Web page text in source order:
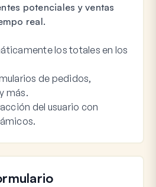
potenciales y ventas
real.
los totales en los
de pedidos,
más.
del usuario con